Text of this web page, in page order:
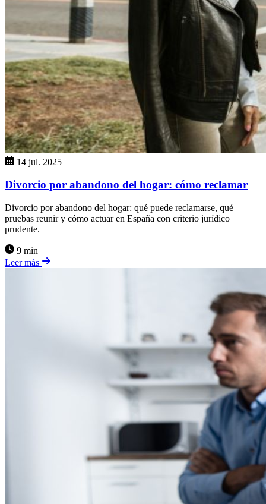
14 jul. 2025
Divorcio por abandono del hogar: cómo reclamar
Divorcio por abandono del hogar: qué puede reclamarse, qué
pruebas reunir y cómo actuar en España con criterio jurídico
prudente.
9 min
Leer más